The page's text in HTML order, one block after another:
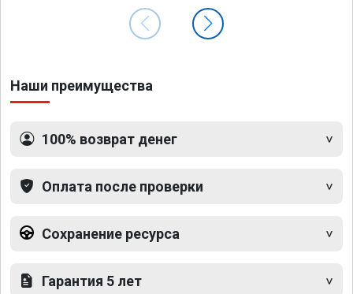
Наши преимущества
100% возврат денег
Оплата после проверки
Сохранение ресурса
Гарантия 5 лет